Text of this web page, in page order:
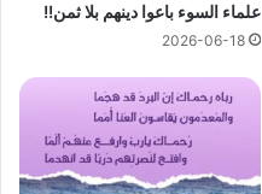
علماء السوء باعوا دينهم بلا ثمن!!
2026-06-18